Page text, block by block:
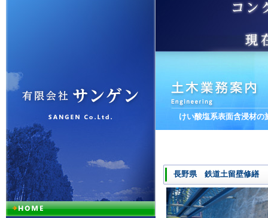
けい酸塩系表面含浸材の
長野県 鉄道土留壁修繕